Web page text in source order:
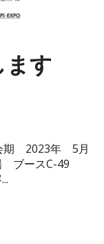
ます
期 2023年 5月
ブースC-49